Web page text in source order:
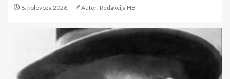
8. kolovoza 2026. Autor: Redakcija HB